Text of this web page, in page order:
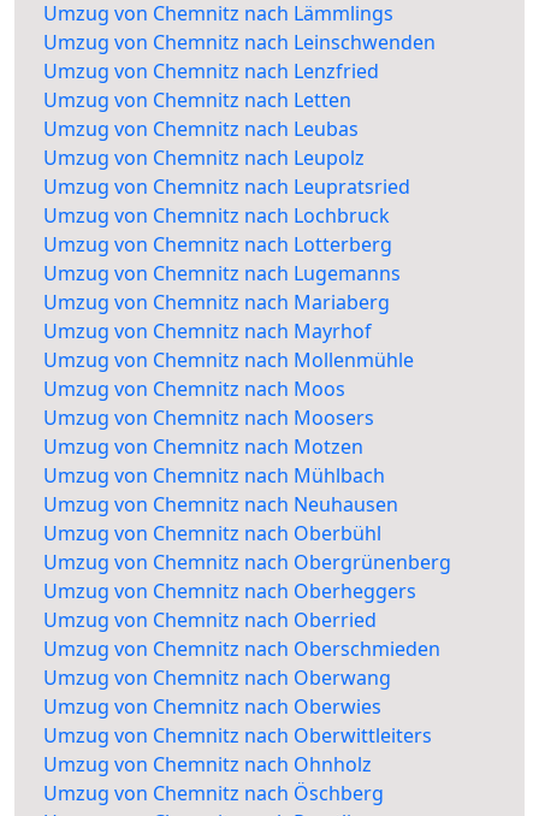
Umzug von Chemnitz nach Lämmlings
Umzug von Chemnitz nach Leinschwenden
Umzug von Chemnitz nach Lenzfried
Umzug von Chemnitz nach Letten
Umzug von Chemnitz nach Leubas
Umzug von Chemnitz nach Leupolz
Umzug von Chemnitz nach Leupratsried
Umzug von Chemnitz nach Lochbruck
Umzug von Chemnitz nach Lotterberg
Umzug von Chemnitz nach Lugemanns
Umzug von Chemnitz nach Mariaberg
Umzug von Chemnitz nach Mayrhof
Umzug von Chemnitz nach Mollenmühle
Umzug von Chemnitz nach Moos
Umzug von Chemnitz nach Moosers
Umzug von Chemnitz nach Motzen
Umzug von Chemnitz nach Mühlbach
Umzug von Chemnitz nach Neuhausen
Umzug von Chemnitz nach Oberbühl
Umzug von Chemnitz nach Obergrünenberg
Umzug von Chemnitz nach Oberheggers
Umzug von Chemnitz nach Oberried
Umzug von Chemnitz nach Oberschmieden
Umzug von Chemnitz nach Oberwang
Umzug von Chemnitz nach Oberwies
Umzug von Chemnitz nach Oberwittleiters
Umzug von Chemnitz nach Ohnholz
Umzug von Chemnitz nach Öschberg